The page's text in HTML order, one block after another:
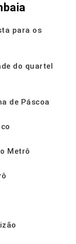
para os
do quartel
de Páscoa
Metrô